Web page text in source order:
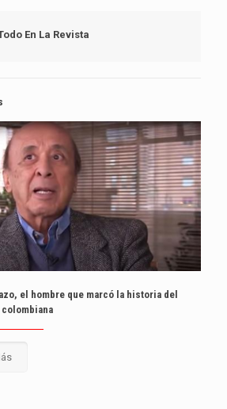
En La Revista
el hombre que marcó la historia del